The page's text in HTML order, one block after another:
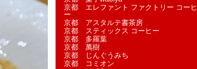
京都 エレファント ファクトリー コーヒ
ー
京都 アスタルテ書茶房
京都 スティックス コーヒー
京都 多羅葉
京都 萬樹
京都 じんぐうみち
京都 コミオン